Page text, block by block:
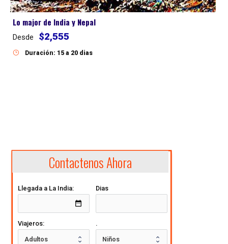
Lo major de India y Nepal
Desde $2,555
Duración: 15 a 20 dias
Contactenos Ahora
Llegada a La India:
date_range
Dias
Viajeros: .